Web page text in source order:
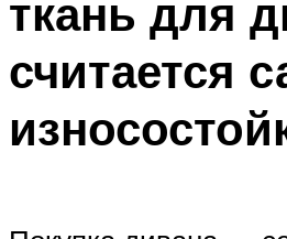
ткань для
считается